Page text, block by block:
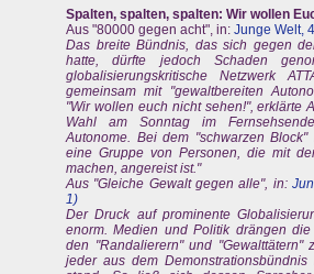
Spalten, spalten, spalten: Wir wollen
Aus "80000 gegen acht", in: Junge Welt,
Das breite Bündnis, das sich gegen
hatte, dürfte jedoch Schaden
globalisierungskritische Netzwerk
gemeinsam mit "gewaltbereiten
"Wir wollen euch nicht sehen!", erklärte
Wahl am Sonntag im
Autonome. Bei dem "schwarzen
eine Gruppe von Personen, die mit
machen, angereist ist."
Aus "Gleiche Gewalt gegen alle", in:
1)
Der Druck auf prominente
enorm. Medien und Politik drängen
den "Randalierern" und "Gewalttätern"
jeder aus dem